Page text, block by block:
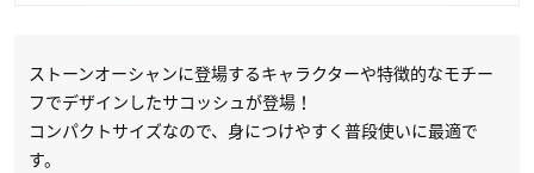
ストーンオーシャンに登場するキャラクターや特徴的なモチー
フでデザインしたサコッシュが登場！
コンパクトサイズなので、身につけやすく普段使いに最適で
す。